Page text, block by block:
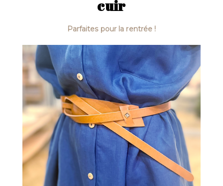
cuir
Parfaites pour la rentrée !